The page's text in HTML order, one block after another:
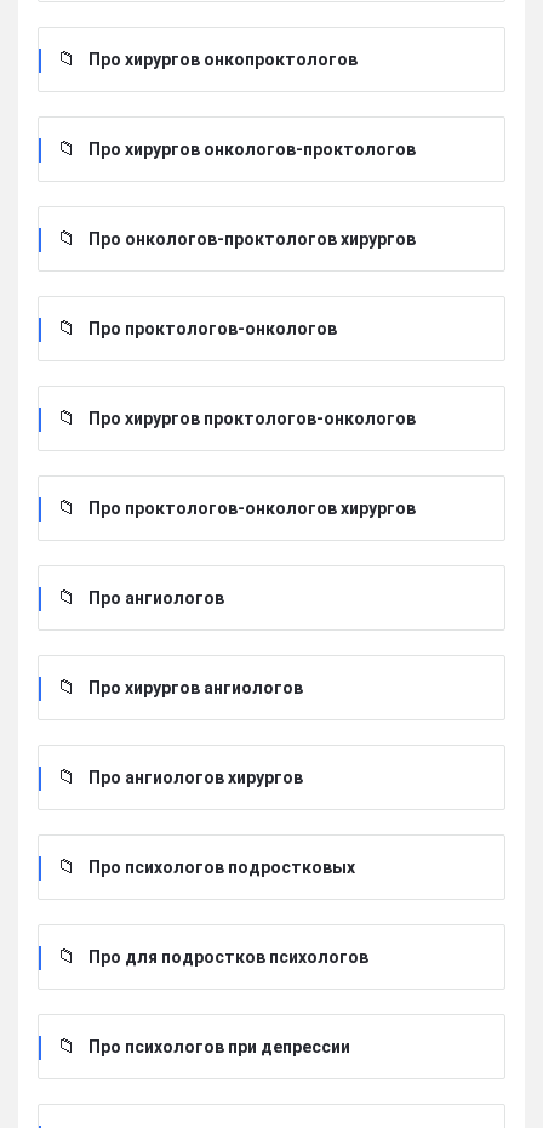
Про хирургов онкопроктологов
Про хирургов онкологов-проктологов
Про онкологов-проктологов хирургов
Про проктологов-онкологов
Про хирургов проктологов-онкологов
Про проктологов-онкологов хирургов
Про ангиологов
Про хирургов ангиологов
Про ангиологов хирургов
Про психологов подростковых
Про для подростков психологов
Про психологов при депрессии